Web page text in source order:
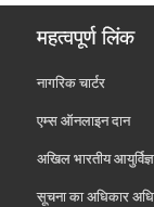
महत्वपूर्ण लिंक
नागरिक चार्टर
एम्स ऑनलाइन दान
अखिल भारतीय
सूचना का अधिकार